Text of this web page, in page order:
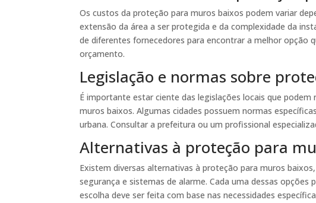
Os custos da proteção para muros baixos podem variar
extensão da área a ser protegida e da complexidade da
de diferentes fornecedores para encontrar a melhor opção
orçamento.
Legislação e normas sobre
É importante estar ciente das legislações locais que
muros baixos. Algumas cidades possuem normas
urbana. Consultar a prefeitura ou um profissional
Alternativas à proteção para
Existem diversas alternativas à proteção para muros
segurança e sistemas de alarme. Cada uma dessas opções
escolha deve ser feita com base nas necessidades